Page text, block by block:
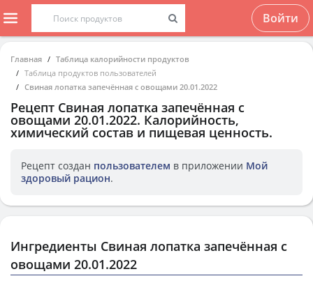
Войти
Главная
Таблица калорийности продуктов
Таблица продуктов пользователей
Свиная лопатка запечённая с овощами 20.01.2022
Рецепт Свиная лопатка запечённая с
овощами 20.01.2022. Калорийность,
химический состав и пищевая ценность.
Рецепт создан пользователем в приложении Мой
здоровый рацион.
Ингредиенты Свиная лопатка запечённая с
овощами 20.01.2022